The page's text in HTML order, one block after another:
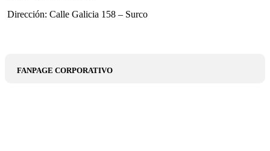
Dirección: Calle Galicia 158 – Surco
FANPAGE CORPORATIVO